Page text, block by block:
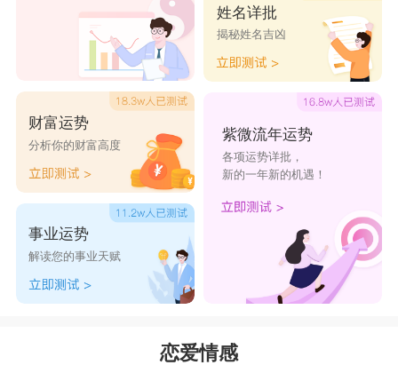
美好，如“竹婵婵，笼晓烟”，也形容女子花容月
貌，如“一带妆楼临水盖，家家分影照婵婵”。
财富运势
分析你的财富高度
事业运势
解读您的事业天赋
姓名详批
揭秘姓名吉凶
紫微流年运势
各项运势详批，
新的一年新的机遇！
恋爱情感